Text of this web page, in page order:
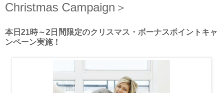
Christmas Campaign＞
本日21時～2日間限定のクリスマス・ボーナスポイントキャ
ンペーン実施！